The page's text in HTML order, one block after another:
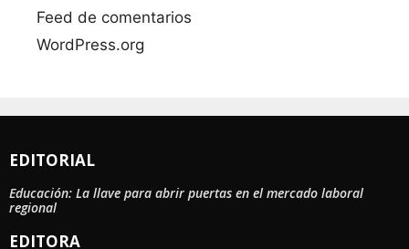
Feed de comentarios
WordPress.org
EDITORIAL
Educación: La llave para abrir puertas en el mercado laboral
regional
EDITORA